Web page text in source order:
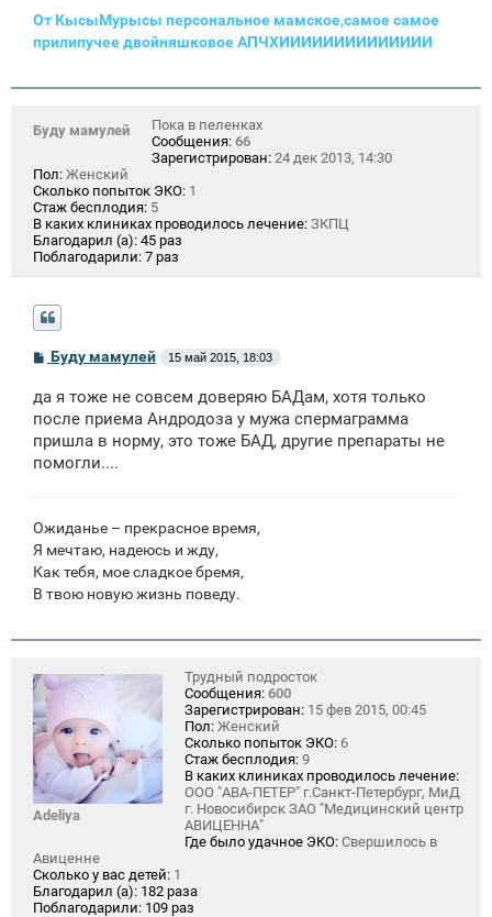
От КысыМурысы персональное мамское,самое самое
прилипучее двойняшковое АПЧХИИИИИИИИИИИИИИ
Буду мамулей
Пока в пеленках
Сообщения: 66
Зарегистрирован: 24 дек 2013, 14:30
Пол: Женский
Сколько попыток ЭКО: 1
Стаж бесплодия: 5
В каких клиниках проводилось лечение: ЗКПЦ
Благодарил (а): 45 раз
Поблагодарили: 7 раз
С
б
щ
н
и
Буду мамулей 15 май 2015, 18:03
да я тоже не совсем доверяю БАДам, хотя только
после приема Андродоза у мужа спермаграмма
пришла в норму, это тоже БАД, другие препараты не
помогли....
Ожиданье – прекрасное время,
Я мечтаю, надеюсь и жду,
Как тебя, мое сладкое бремя,
В твою новую жизнь поведу.
Adeliya
Трудный подросток
Сообщения: 600
Зарегистрирован: 15 фев 2015, 00:45
Пол: Женский
Сколько попыток ЭКО: 6
Стаж бесплодия: 9
В каких клиниках проводилось лечение:
ООО "АВА-ПЕТЕР" г.Санкт-Петербург, МиД
г. Новосибирск ЗАО "Медицинский центр
АВИЦЕННА"
Где было удачное ЭКО: Свершилось в
Авиценне
Сколько у вас детей: 1
Благодарил (а): 182 раза
Поблагодарили: 109 раз